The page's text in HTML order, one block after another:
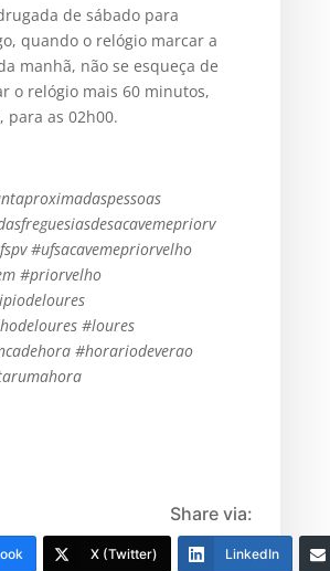
de sábado para
quando o relógio marcar a
manhã, não se esqueça de
o relógio mais 60 minutos,
para as 02h00.
#ufsacavemepriorvelho
#priorvelho
#loures
#horariodeverao
Share via:
X (Twitter) LinkedIn